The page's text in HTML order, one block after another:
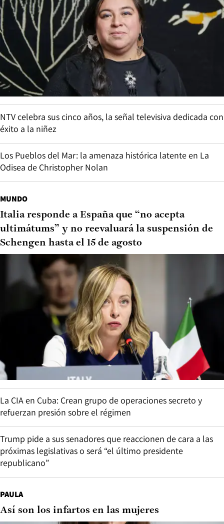
NTV celebra sus cinco años, la señal televisiva dedicada con
éxito a la niñez
Los Pueblos del Mar: la amenaza histórica latente en La
Odisea de Christopher Nolan
MUNDO
Italia responde a España que “no acepta
ultimátums” y no reevaluará la suspensión de
Schengen hasta el 15 de agosto
La CIA en Cuba: Crean grupo de operaciones secreto y
refuerzan presión sobre el régimen
Trump pide a sus senadores que reaccionen de cara a las
próximas legislativas o será “el último presidente
republicano”
PAULA
Así son los infartos en las mujeres